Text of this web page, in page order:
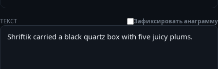
ТЕКСТ Зафиксировать анаграмму